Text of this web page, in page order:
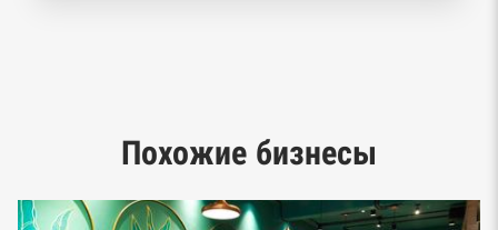
предпринимательства ФНС
Похожие бизнесы